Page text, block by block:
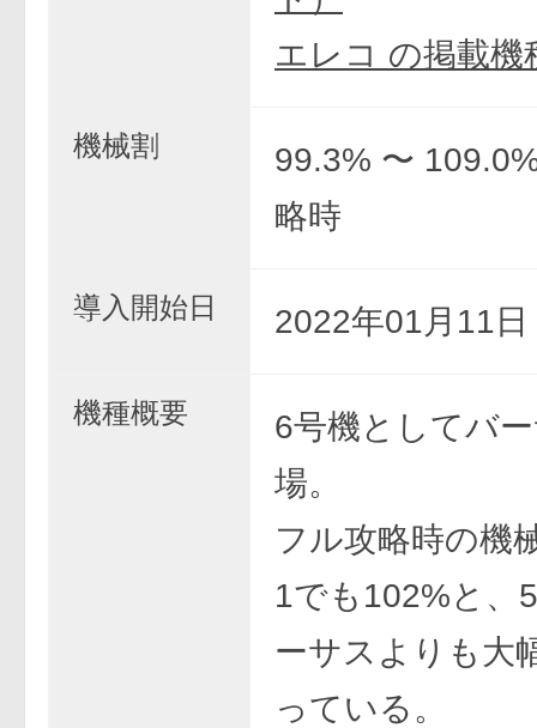
エレコ の掲載機
機械割
99.3% 〜
略時
導入開始日 2022年01月11日
機種概要
6号機としてバ
場。
フル攻略時の機
1でも102%と、
ーサスよりも大
っている。